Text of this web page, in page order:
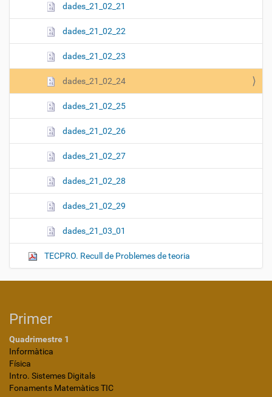
dades_21_02_21
dades_21_02_22
dades_21_02_23
dades_21_02_24
dades_21_02_25
dades_21_02_26
dades_21_02_27
dades_21_02_28
dades_21_02_29
dades_21_03_01
TECPRO. Recull de Problemes de teoria
Primer
Quadrimestre 1
Informàtica
Física
Intro. Sistemes Digitals
Fonaments Matemàtics TIC